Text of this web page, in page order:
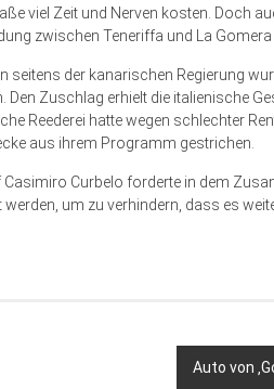
viel Zeit und Nerven kos­ten. Doch
zwischen Teneriffa und La Gomera
seitens der kanarischen Regierung
Den Zuschlag erhielt die italienische
Reederei hatte wegen schlechter
aus ihrem Programm gestrichen.
Casimiro Curbelo forderte in dem
um zu verhindern, dass es
Auto von